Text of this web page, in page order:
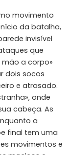
movimento
da batalha,
invisível
que
a corpo»
dois socos
e atrasado.
onde
cabeça. As
a
final tem uma
movimentos e